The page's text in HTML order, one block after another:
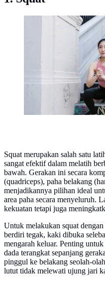
Olahraga untuk
dengan Cepat dan
Squat merupakan salah satu
sangat efektif dalam melatih
bawah. Gerakan ini secara
(quadriceps), paha belakang
menjadikannya pilihan ideal
area paha secara menyeluruh.
kekuatan tetapi juga
Untuk melakukan squat
berdiri tegak, kaki dibuka
mengarah keluar. Penting
dada terangkat sepanjang
pinggul ke belakang seolah-
lutut tidak melewati ujung jari